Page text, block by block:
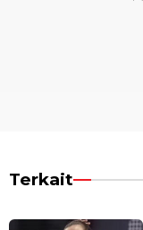
Terkait